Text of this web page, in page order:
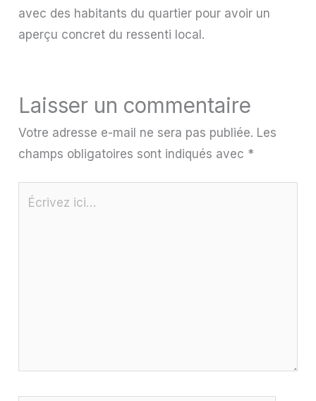
avec des habitants du quartier pour avoir un
aperçu concret du ressenti local.
Laisser un commentaire
Votre adresse e-mail ne sera pas publiée. Les
champs obligatoires sont indiqués avec *
Écrivez